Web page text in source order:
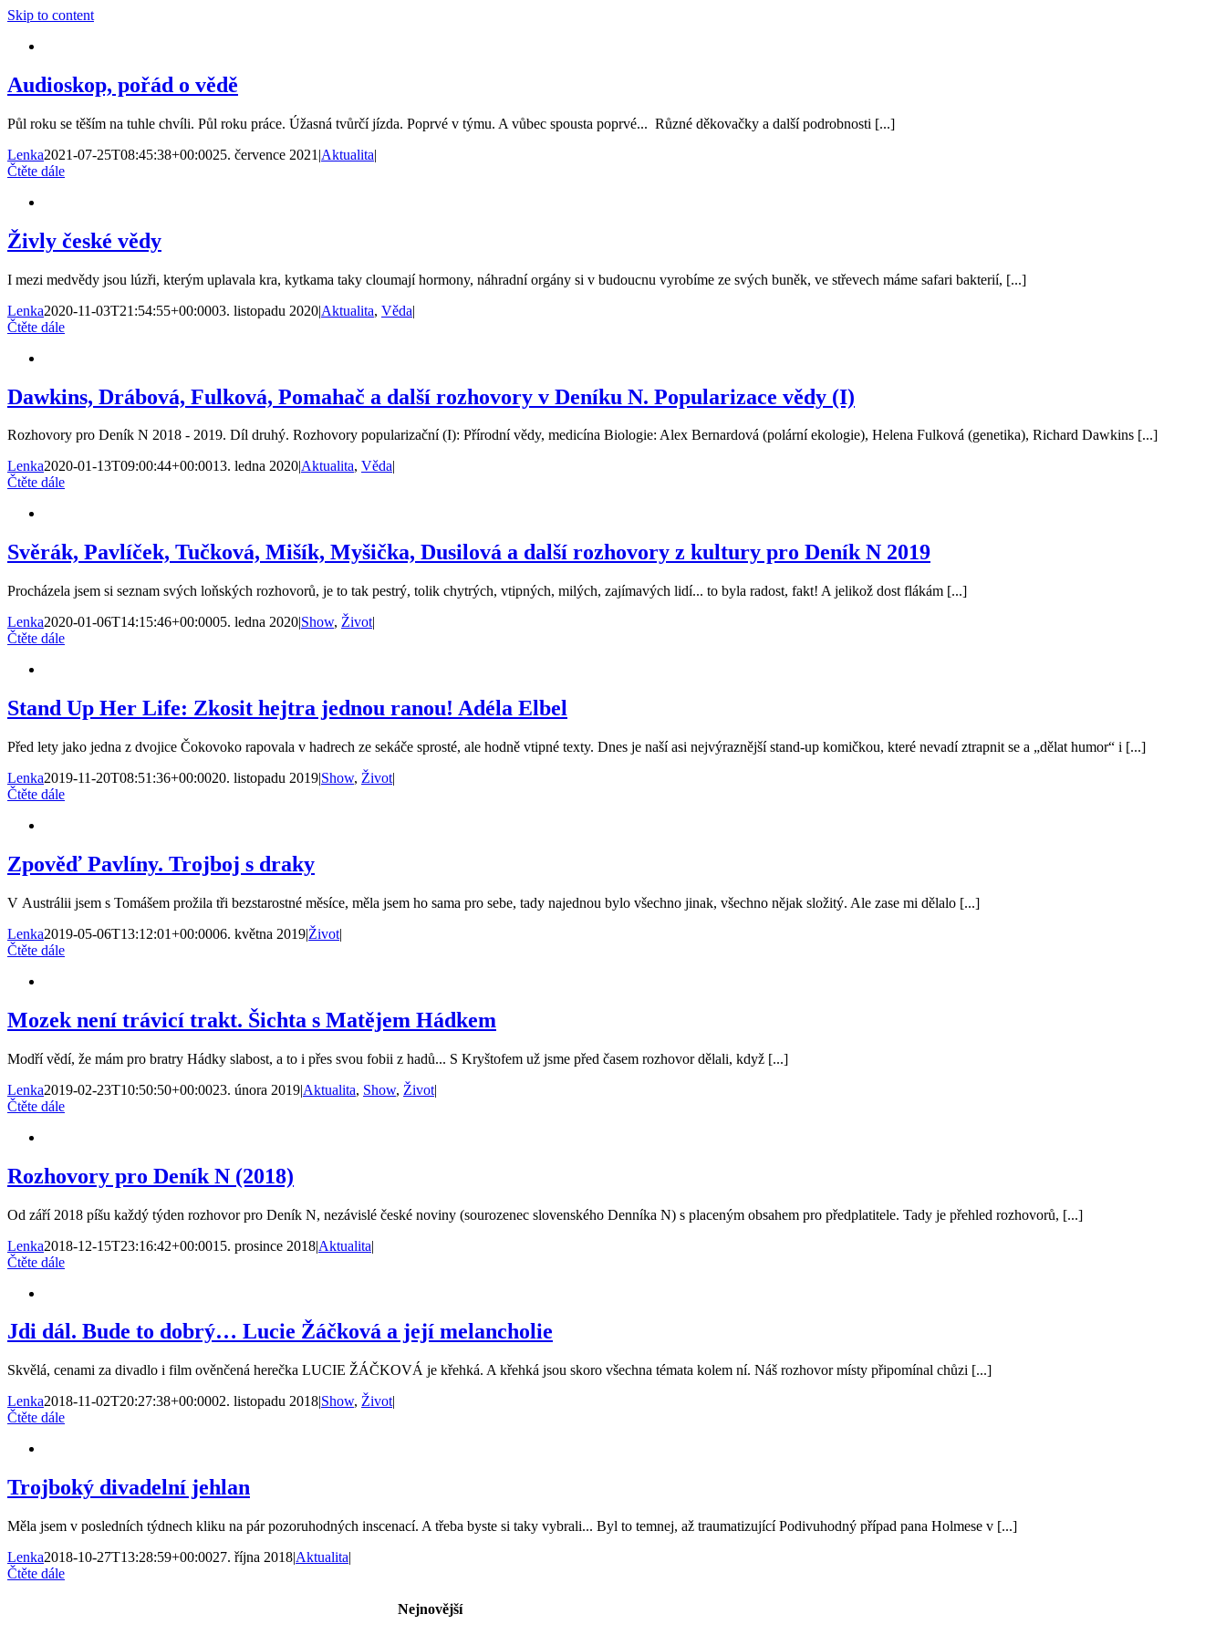
Skip to content
Audioskop, pořád o vědě
Půl roku se těším na tuhle chvíli. Půl roku práce. Úžasná tvůrčí jízda. Poprvé v týmu. A vůbec spousta poprvé... Různé děkovačky a další podrobnosti [...]
Lenka2021-07-25T08:45:38+00:0025. července 2021 |Aktualita|
Čtěte dále
Živly české vědy
I mezi medvědy jsou lúzři, kterým uplavala kra, kytkama taky cloumají hormony, náhradní orgány si v budoucnu vyrobíme ze svých buněk, ve střevech máme safari bakterií, [...]
Lenka2020-11-03T21:54:55+00:0003. listopadu 2020|Aktualita, Věda|
Čtěte dále
Dawkins, Drábová, Fulková, Pomahač a další rozhovory v Deníku N. Popularizace vědy (I)
Rozhovory pro Deník N 2018 - 2019. Díl druhý. Rozhovory popularizační (I): Přírodní vědy, medicína Biologie: Alex Bernardová (polární ekologie), Helena Fulková (genetika), Richard Dawkins [...]
Lenka2020-01-13T09:00:44+00:0013. ledna 2020|Aktualita, Věda|
Čtěte dále
Svěrák, Pavlíček, Tučková, Mišík, Myšička, Dusilová a další rozhovory z kultury pro Deník N 2019
Procházela jsem si seznam svých loňských rozhovorů, je to tak pestrý, tolik chytrých, vtipných, milých, zajímavých lidí... to byla radost, fakt! A jelikož dost flákám [...]
Lenka2020-01-06T14:15:46+00:0005. ledna 2020|Show, Život|
Čtěte dále
Stand Up Her Life: Zkosit hejtra jednou ranou! Adéla Elbel
Před lety jako jedna z dvojice Čokovoko rapovala v hadrech ze sekáče sprosté, ale hodně vtipné texty. Dnes je naší asi nejvýraznější stand-up komičkou, které nevadí ztrapnit se a „dělat humor“ i [...]
Lenka2019-11-20T08:51:36+00:0020. listopadu 2019|Show, Život|
Čtěte dále
Zpověď Pavlíny. Trojboj s draky
V Austrálii jsem s Tomášem prožila tři bezstarostné měsíce, měla jsem ho sama pro sebe, tady najednou bylo všechno jinak, všechno nějak složitý. Ale zase mi dělalo [...]
Lenka2019-05-06T13:12:01+00:0006. května 2019|Život|
Čtěte dále
Mozek není trávicí trakt. Šichta s Matějem Hádkem
Modří vědí, že mám pro bratry Hádky slabost, a to i přes svou fobii z hadů... S Kryštofem už jsme před časem rozhovor dělali, když [...]
Lenka2019-02-23T10:50:50+00:0023. února 2019|Aktualita, Show, Život|
Čtěte dále
Rozhovory pro Deník N (2018)
Od září 2018 píšu každý týden rozhovor pro Deník N, nezávislé české noviny (sourozenec slovenského Denníka N) s placeným obsahem pro předplatitele. Tady je přehled rozhovorů, [...]
Lenka2018-12-15T23:16:42+00:0015. prosince 2018|Aktualita|
Čtěte dále
Jdi dál. Bude to dobrý… Lucie Žáčková a její melancholie
Skvělá, cenami za divadlo i film ověnčená herečka LUCIE ŽÁČKOVÁ je křehká. A křehká jsou skoro všechna témata kolem ní. Náš rozhovor místy připomínal chůzi [...]
Lenka2018-11-02T20:27:38+00:0002. listopadu 2018|Show, Život|
Čtěte dále
Trojboký divadelní jehlan
Měla jsem v posledních týdnech kliku na pár pozoruhodných inscenací. A třeba byste si taky vybrali... Byl to temnej, až traumatizující Podivuhodný případ pana Holmese v [...]
Lenka2018-10-27T13:28:59+00:0027. října 2018|Aktualita|
Čtěte dále
Nejnovější